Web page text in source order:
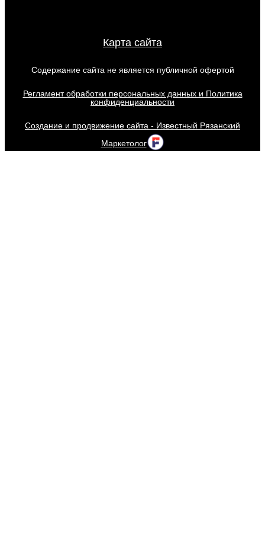
Карта сайта
Содержание сайта не является публичной офертой
Регламент обработки персональных данных и Политика
конфиденциальности
Создание и продвижение сайта - Известный Рязанский
Маркетолог